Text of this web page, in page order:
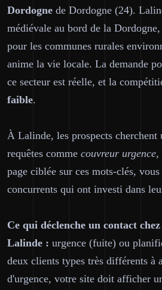
Dordogne de Dordogne (24).
médiévale au bord de la
pour les communes rurales
anime la vie locale. La demande
ce secteur est réelle, et la
faible.
À Lalinde, les prospects cherchent
requêtes comme couvreur
page ciblée sur ces mots-clés,
concurrents qui ont investi dans
Ce qui déclenche un contact
Lalinde : urgence (fuite) ou
deux clients types très différents à
d'urgence, votre site doit afficher